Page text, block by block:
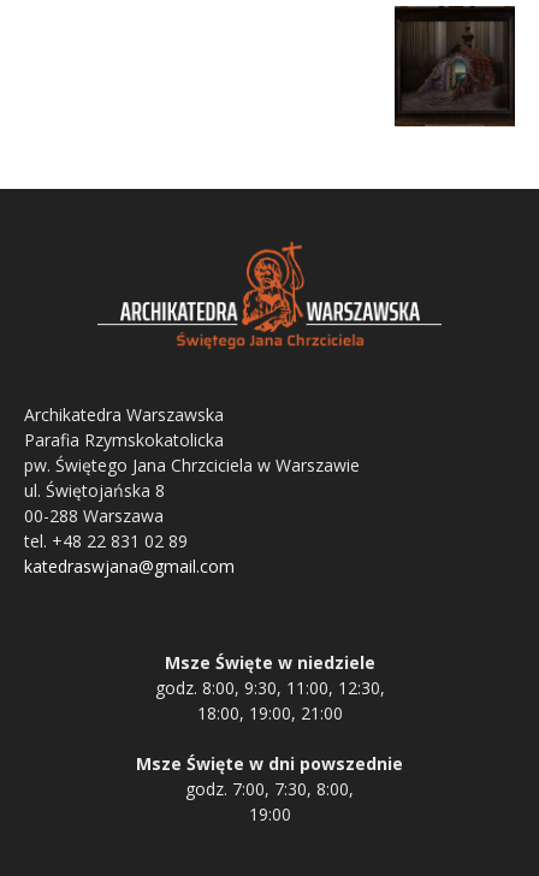
Archikatedra Warszawska
Parafia Rzymskokatolicka
pw. Świętego Jana Chrzciciela w Warszawie
ul. Świętojańska 8
00-288 Warszawa
tel. +48 22 831 02 89
katedraswjana@gmail.com
Msze Święte w niedziele
godz. 8:00, 9:30, 11:00, 12:30,
18:00, 19:00, 21:00
Msze Święte w dni powszednie
godz. 7:00, 7:30, 8:00,
19:00